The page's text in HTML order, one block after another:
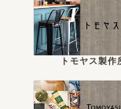
トモヤス製作